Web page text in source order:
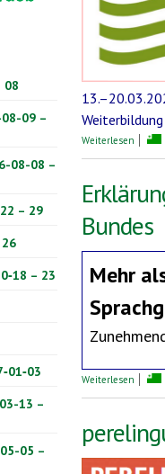
08
09 –
08-08 –
– 29
– 23
13 –
05 –
Weiterbildung
Weiterlesen über
Bundes
Mehr
Weiterlesen über